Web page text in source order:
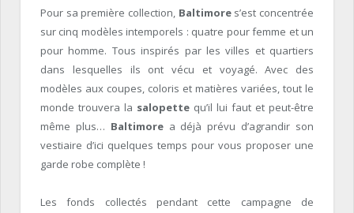
Pour sa première collection, Baltimores’est concentrée
sur cinq modèles intemporels : quatre pour femme et un
pour homme. Tous inspirés par les villes et quartiers
dans lesquelles ils ont vécu et voyagé. Avec des
modèles aux coupes, coloris et matières variées, tout le
monde trouvera la salopette qu’il lui faut et peut-être
même plus… Baltimorea déjà prévu d’agrandir son
vestiaire d’ici quelques temps pour vous proposer une
garde robe complète !
Les fonds collectés pendant cette campagne de